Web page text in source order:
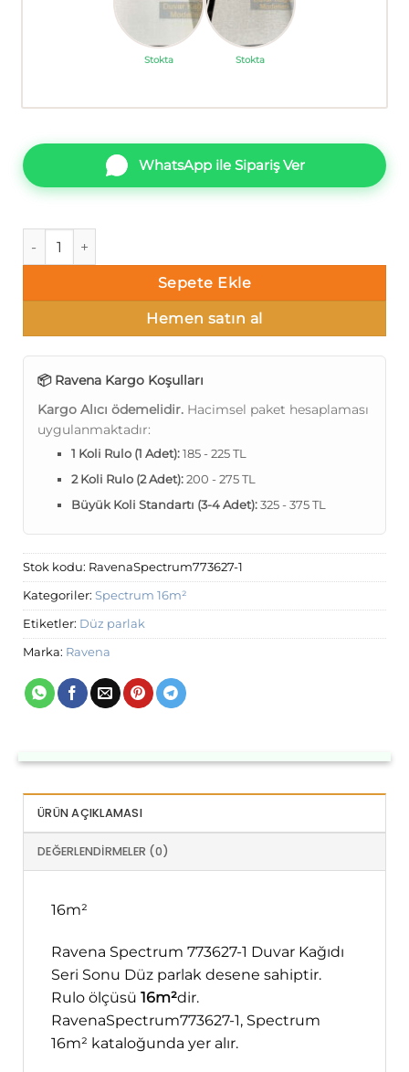
Stokta Stokta
WhatsApp ile Sipariş Ver
Ravena Spectrum 773627-1 Duvar Kağıdı Seri Sonu adet
Sepete Ekle
Hemen satın al
📦 Ravena Kargo Koşulları
Kargo Alıcı ödemelidir. Hacimsel paket hesaplaması
uygulanmaktadır:
1 Koli Rulo (1 Adet):185 - 225 TL
2 Koli Rulo (2 Adet):200 - 275 TL
Büyük Koli Standartı (3-4 Adet):325 - 375 TL
Stok kodu: RavenaSpectrum773627-1
Kategoriler: Spectrum 16m²
Etiketler: Düz parlak
Marka: Ravena
ÜRÜN AÇIKLAMASI
DEĞERLENDIRMELER (0)
16m²
Ravena Spectrum 773627-1 Duvar Kağıdı
Seri Sonu Düz parlak desene sahiptir.
Rulo ölçüsü 16m²dir.
RavenaSpectrum773627-1, Spectrum
16m² kataloğunda yer alır.